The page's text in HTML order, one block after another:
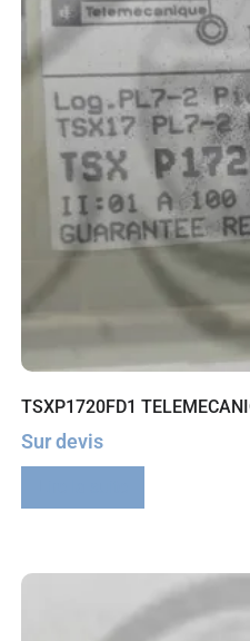
TSXP1720FD1
Sur devis